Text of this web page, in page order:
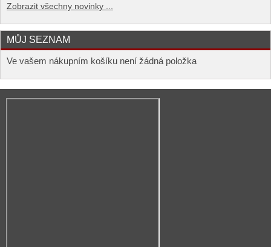
Zobrazit všechny novinky ...
MŮJ SEZNAM
Ve vašem nákupním košíku není žádná položka